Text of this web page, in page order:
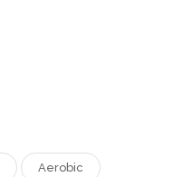
Aerobic